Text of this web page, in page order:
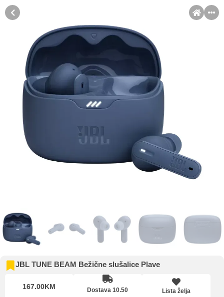
JBL TUNE BEAM Bežične slušalice Plave
167.00KM Dostava 10.50 Lista želja
Račun
Pomoć pri kupovini
Kupovinu na rate možete obaviti ukoliko posjedujete jednu od
slikovito prikazanih kartica ispod.
banka VISA Platinum
Intesa Sanpaolo
banka VISA Inspire do
12 rata
UniCredit banka
MasterCard Obročna
do 24 rate